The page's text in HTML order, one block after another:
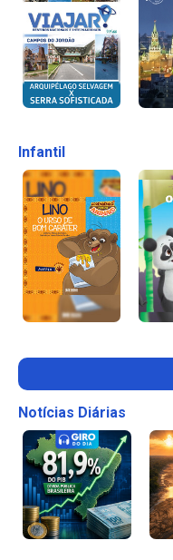
Infantil
Notícias Diárias